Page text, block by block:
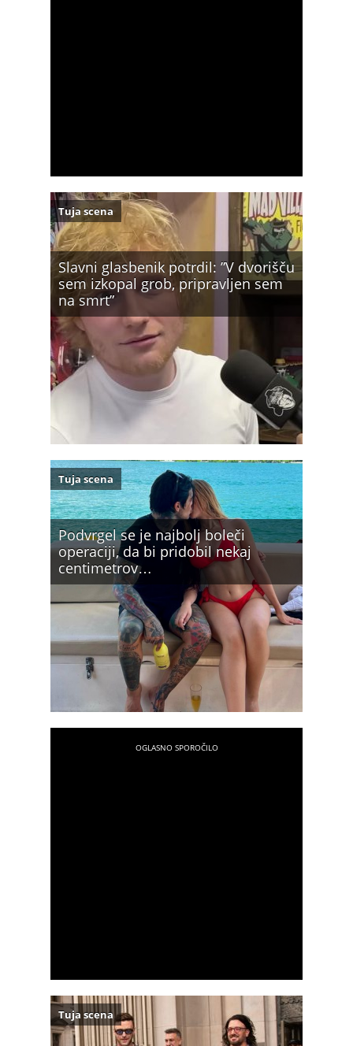
Slavni glasbenik potrdil: ”V dvorišču
sem izkopal grob, pripravljen sem
na smrt”
Tuja scena
Podvrgel se je najbolj boleči
operaciji, da bi pridobil nekaj
centimetrov…
Tuja scena
Tuja scena